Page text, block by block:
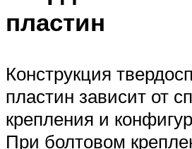
пластин
Конструкция
пластин зависит от
крепления и
При болтовом